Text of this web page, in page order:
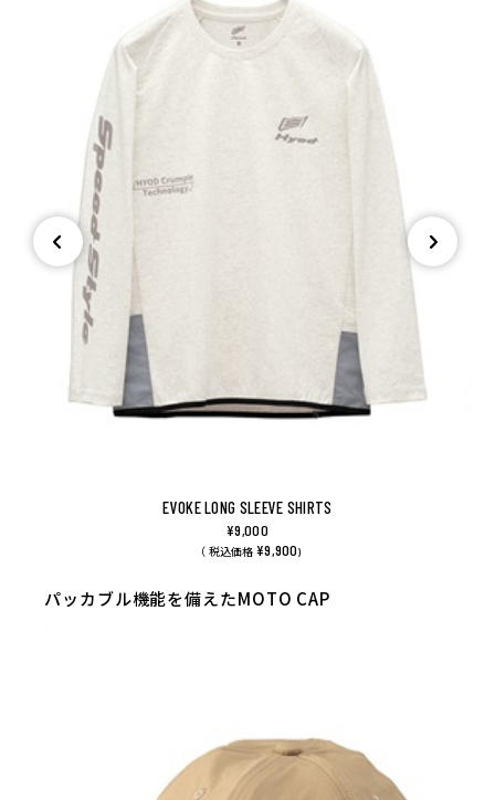
EVOKE LONG SLEEVE SHIRTS
¥9,000
（ 税込価格 ¥9,900)
パッカブル機能を備えたMOTO CAP